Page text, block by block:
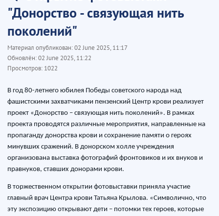
"Донорство - связующая нить
поколений"
Материал опубликован:02 June 2025, 11:17
Обновлён:02 June 2025, 11:22
Просмотров: 1022
В год 80-летнего юбилея Победы советского народа над
фашистскими захватчиками пензенский Центр крови реализует
проект «Донорство – связующая нить поколений». В рамках
проекта проводятся различные мероприятия, направленные на
пропаганду донорства крови и сохранение памяти о героях
минувших сражений. В донорском холле учреждения
организована выставка фотографий фронтовиков и их внуков и
правнуков, ставших донорами крови.
В торжественном открытии фотовыставки приняла участие
главный врач Центра крови Татьяна Крылова. «Символично, что
эту экспозицию открывают дети – потомки тех героев, которые